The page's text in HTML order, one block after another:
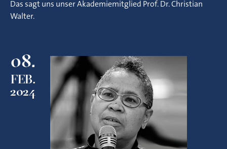
Das sagt uns unser Akademiemitglied Prof. Dr. Christian
Walter.
08.
FEB.
2024